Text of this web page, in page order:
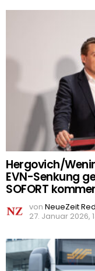
Hergovich/
EVN-Senkung
SOFORT
von NeueZeit
27. Januar 2026,